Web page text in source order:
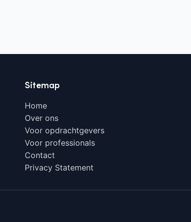
Sitemap
Home
Over ons
Voor opdrachtgevers
Voor professionals
Contact
Privacy Statement